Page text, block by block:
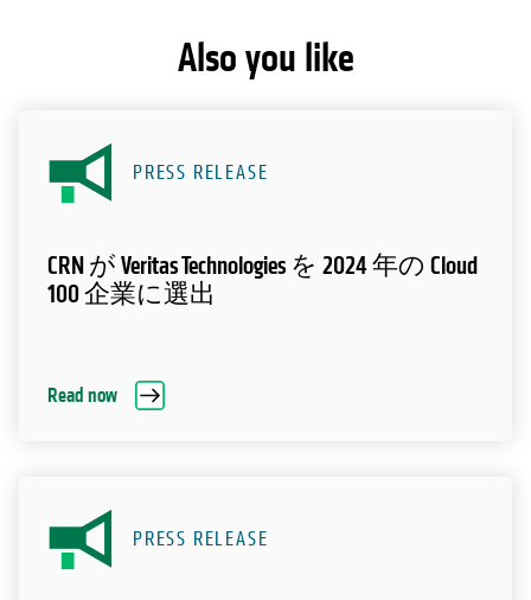
Also you like
PRESS RELEASE
CRN が Veritas Technologies を 2024 年の Cloud
100 企業に選出
Read now
PRESS RELEASE